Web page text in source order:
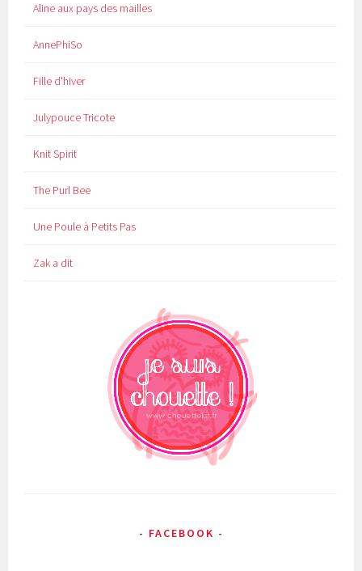
Aline aux pays des mailles
AnnePhiSo
Fille d'hiver
Julypouce Tricote
Knit Spirit
The Purl Bee
Une Poule à Petits Pas
Zak a dit
FACEBOOK